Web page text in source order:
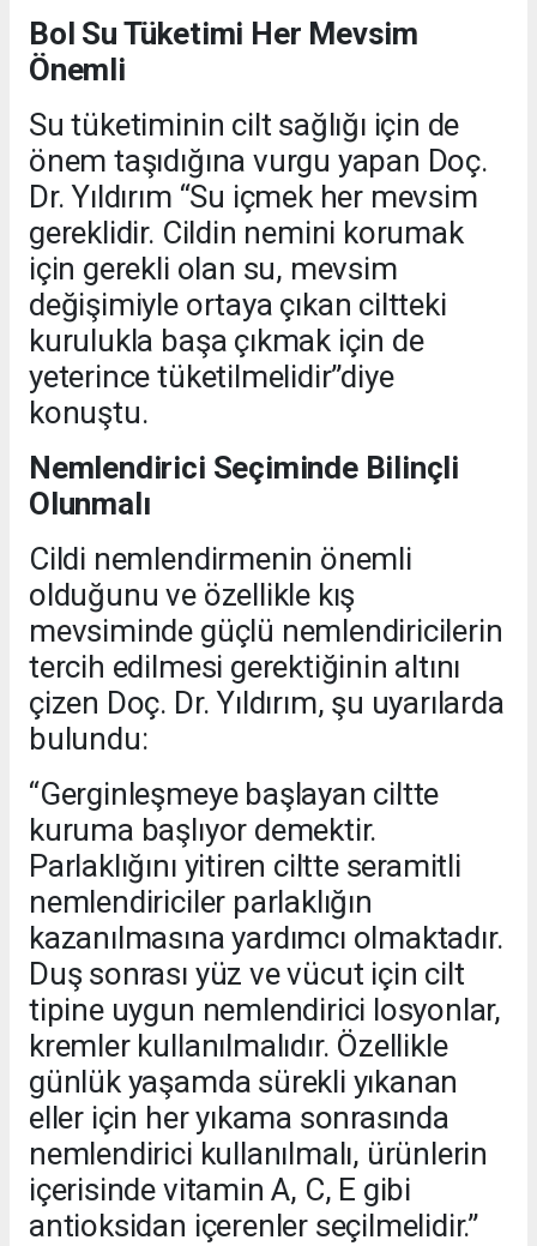
Bol Su Tüketimi Her Mevsim
Önemli
Su tüketiminin cilt sağlığı için de
önem taşıdığına vurgu yapan Doç.
Dr. Yıldırım “Su içmek her mevsim
gereklidir. Cildin nemini korumak
için gerekli olan su, mevsim
değişimiyle ortaya çıkan ciltteki
kurulukla başa çıkmak için de
yeterince tüketilmelidir”diye
konuştu.
Nemlendirici Seçiminde Bilinçli
Olunmalı
Cildi nemlendirmenin önemli
olduğunu ve özellikle kış
mevsiminde güçlü nemlendiricilerin
tercih edilmesi gerektiğinin altını
çizen Doç. Dr. Yıldırım, şu uyarılarda
bulundu:
“Gerginleşmeye başlayan ciltte
kuruma başlıyor demektir.
Parlaklığını yitiren ciltte seramitli
nemlendiriciler parlaklığın
kazanılmasına yardımcı olmaktadır.
Duş sonrası yüz ve vücut için cilt
tipine uygun nemlendirici losyonlar,
kremler kullanılmalıdır. Özellikle
günlük yaşamda sürekli yıkanan
eller için her yıkama sonrasında
nemlendirici kullanılmalı, ürünlerin
içerisinde vitamin A, C, E gibi
antioksidan içerenler seçilmelidir.”